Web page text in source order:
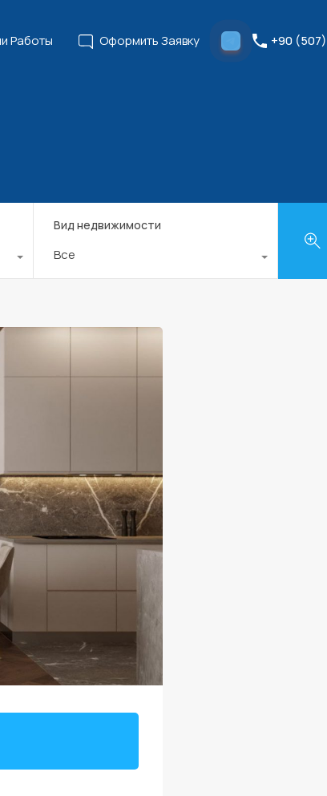
Оформить Заявку
Работы Оформить Заявку +90
Вид недвижимости
Все